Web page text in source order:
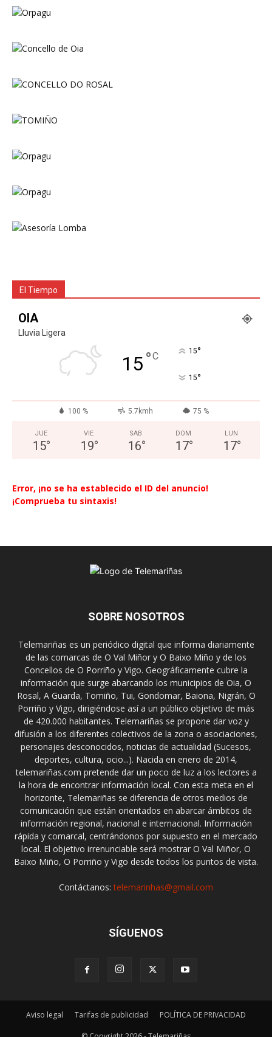
El Tiempo
OIA
Lluvia Ligera
15°C 15°
15°
100 % 5.7kmh 75 %
JUE
15°
VIE
19°
SAB
16°
DOM
17°
LUN
17°
Error, ¡no se ha establecido el ID del anuncio!
¡Comprueba tu sintaxis!
SOBRE NOSOTROS
Telemariñas es un periódico digital que informa diariamente
de las comarcas de O Val Miñor y O Baixo Miño y de los
Concellos de O Porriño y Vigo. Geográficamente cubre la
información que surge abarcando los municipios de Oia, O
Rosal, A Guarda, Tomiño, Tui, Gondomar, Baiona, Nigrán, O
Porriño y Vigo, dirigiéndose así a un público objetivo de más
de 420.000 habitantes. Telemariñas se propone dar voz y
difusión a los diferentes colectivos de la zona o asociaciones,
personajes desconocidos, noticias de actualidad (Sucesos,
deportes, cultura, ocio...). Nacida en enero de 2014,
telemariñas.com pretende dar un poco de luz a los lectores a
la hora de encontrar información local. Con esta meta en el
horizonte, Telemariñas se diferencia de otros medios de
comunicación que están orientados en abarcar ámbitos de
información regional, nacional e internacional. Información
rápida y comarcal, centrándonos por supuesto en el mercado
local. El objetivo irrenunciable será mostrar O Val Miñor, O
Baixo Miño, O Porriño y Vigo desde todos los puntos de vista.
Contáctanos:telemarinhas@gmail.com
SÍGUENOS
Aviso legal Tarifas de publicidad POLÍTICA DE PRIVACIDAD